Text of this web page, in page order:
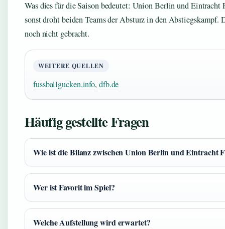
Was dies für die Saison bedeutet: Union Berlin und Eintracht
sonst droht beiden Teams der Absturz in den Abstiegskampf.
noch nicht gebracht.
WEITERE QUELLEN
fussballgucken.info, dfb.de
Häufig gestellte Fragen
Wie ist die Bilanz zwischen Union Berlin und Eintracht
Wer ist Favorit im Spiel?
Welche Aufstellung wird erwartet?